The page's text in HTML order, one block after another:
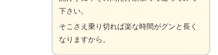
下さい。
そこさえ乗り切れば楽な時間がグンと長く
なりますから。